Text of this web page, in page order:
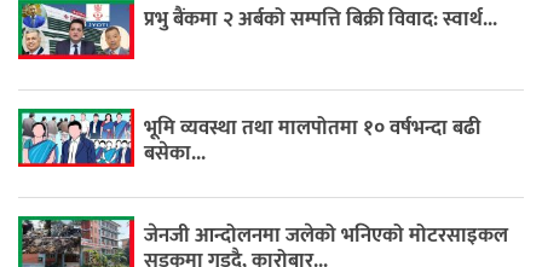
प्रभु बैंकमा २ अर्बको सम्पत्ति बिक्री विवाद: स्वार्थ...
भूमि व्यवस्था तथा मालपोतमा १० वर्षभन्दा बढी
बसेका...
जेनजी आन्दोलनमा जलेको भनिएको मोटरसाइकल